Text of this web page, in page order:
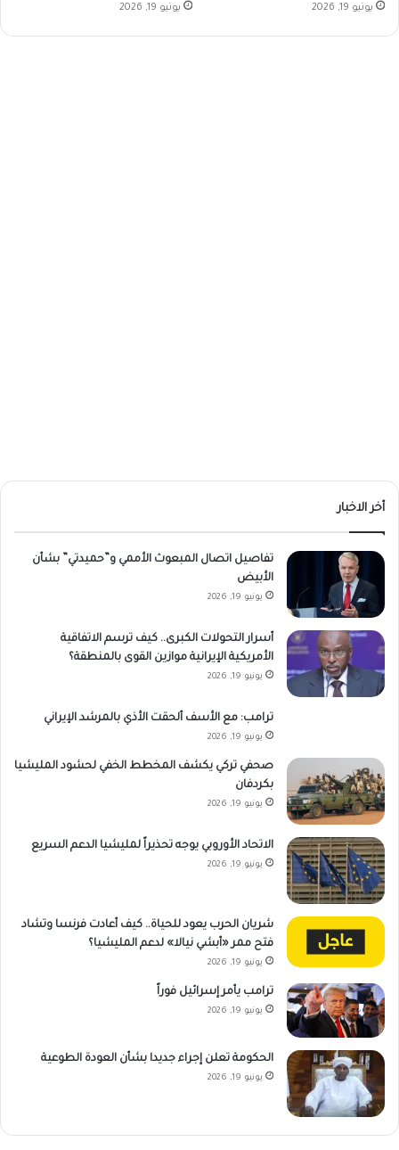
يونيو 19, 2026 يونيو 19, 2026
أخر الاخبار
تفاصيل اتصال المبعوث الأممي و”حميدتي” بشأن
الأبيض
يونيو 19, 2026
أسرار التحولات الكبرى.. كيف ترسم الاتفاقية
الأمريكية الإيرانية موازين القوى بالمنطقة؟
يونيو 19, 2026
ترامب: مع الأسف ألحقت الأذي بالمرشد الإيراني
يونيو 19, 2026
صحفي تركي يكشف المخطط الخفي لحشود المليشيا
بكردفان
يونيو 19, 2026
الاتحاد الأوروبي يوجه تحذيراً لمليشيا الدعم السريع
يونيو 19, 2026
شريان الحرب يعود للحياة.. كيف أعادت فرنسا وتشاد
فتح ممر «أبشي نيالا» لدعم المليشيا؟
يونيو 19, 2026
ترامب يأمر إسرائيل فوراً
يونيو 19, 2026
الحكومة تعلن إجراء جديدا بشأن العودة الطوعية
يونيو 19, 2026